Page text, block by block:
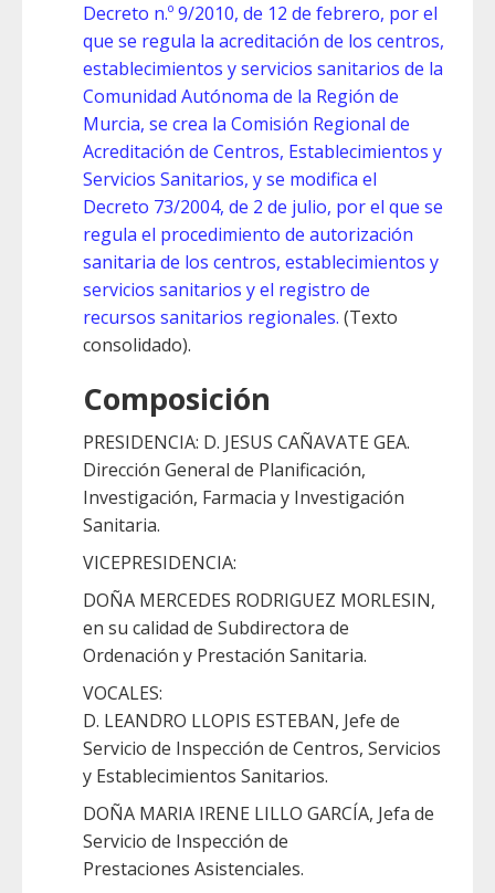
Decreto n.º 9/2010, de 12 de febrero, por el
que se regula la acreditación de los centros,
establecimientos y servicios sanitarios de la
Comunidad Autónoma de la Región de
Murcia, se crea la Comisión Regional de
Acreditación de Centros, Establecimientos y
Servicios Sanitarios, y se modifica el
Decreto 73/2004, de 2 de julio, por el que se
regula el procedimiento de autorización
sanitaria de los centros, establecimientos y
servicios sanitarios y el registro de
recursos sanitarios regionales. (Texto
consolidado).
Composición
PRESIDENCIA: D. JESUS CAÑAVATE GEA.
Dirección General de Planificación,
Investigación, Farmacia y Investigación
Sanitaria.
VICEPRESIDENCIA:
DOÑA MERCEDES RODRIGUEZ MORLESIN,
en su calidad de Subdirectora de
Ordenación y Prestación Sanitaria.
VOCALES:
D. LEANDRO LLOPIS ESTEBAN, Jefe de
Servicio de Inspección de Centros, Servicios
y Establecimientos Sanitarios.
DOÑA MARIA IRENE LILLO GARCÍA, Jefa de
Servicio de Inspección de
Prestaciones Asistenciales.